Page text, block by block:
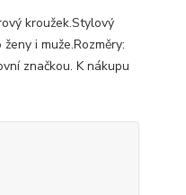
kroužek.Stylový
i muže.Rozměry:
značkou. K nákupu